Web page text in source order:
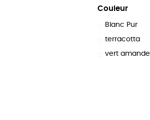
Couleur
Blanc Pur
terracotta
vert amande